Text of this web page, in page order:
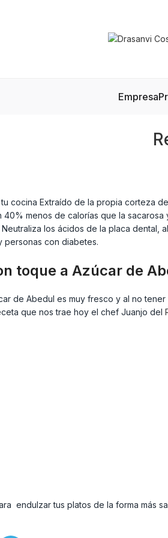
Empresa
cocina Extraído de la propia corteza
40% menos de calorías que la
los ácidos de la placa dental,
con diabetes.
toque a Azúcar de
de Abedul es muy fresco y al no
que nos trae hoy el chef Juanjo del
endulzar tus platos de la forma más